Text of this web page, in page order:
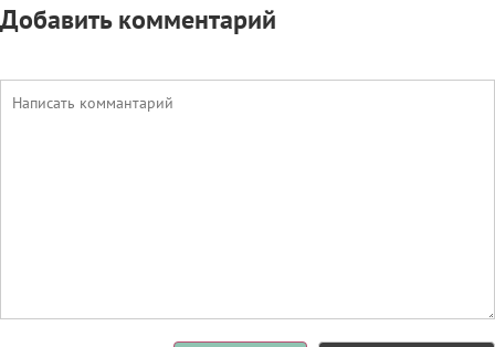
Добавить комментарий